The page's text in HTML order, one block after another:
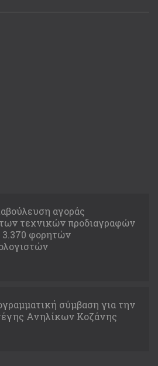
αγοράς
των τεχνικών προδιαγραφών
3.370 φορητών
σύμβαση για την
Ανηλίκων Κοζάνης